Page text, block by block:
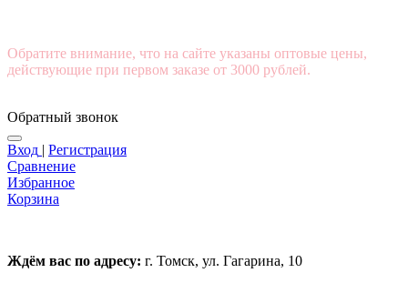
Обратите внимание, что на сайте указаны оптовые цены,
действующие при первом заказе от 3000 рублей.
Обратный звонок
Вход | Регистрация
Сравнение
Избранное
Корзина
Ждём вас по адресу: г. Томск, ул. Гагарина, 10